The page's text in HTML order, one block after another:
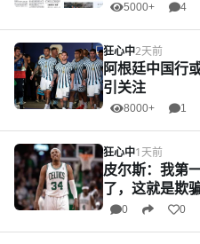
5000+ 4
狂心中2天前
阿根廷中国行
引关注
8000+ 1
狂心中1天前
皮尔斯：我第
了，这就是欺
0 0